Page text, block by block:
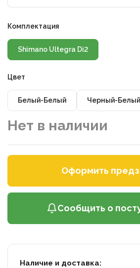
Комплектация
Shimano Ultegra Di2
Цвет
Белый-Белый Черный-Белый
Нет в наличии
Оформить
Сообщить о
Наличие и доставка: